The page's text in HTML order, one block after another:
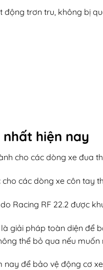
trơn tru, không bị
nhất hiện nay
cho các dòng xe đua
các dòng xe côn tay
Racing RF 22.2 được
giải pháp toàn diện để
thể bỏ qua nếu muốn
để bảo vệ động cơ